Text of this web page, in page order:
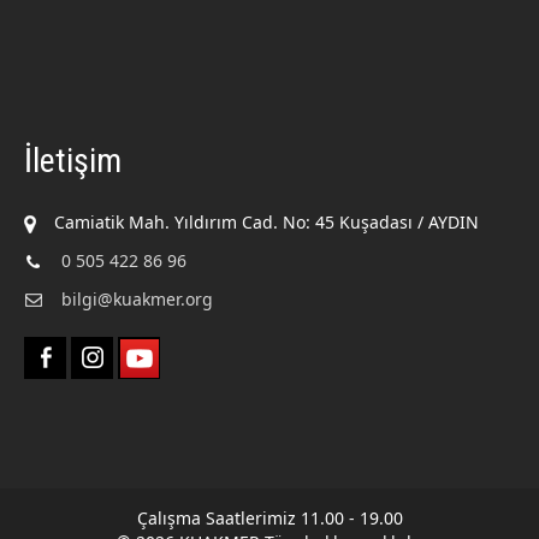
İletişim
Camiatik Mah. Yıldırım Cad. No: 45 Kuşadası / AYDIN
0 505 422 86 96
bilgi@kuakmer.org
Çalışma Saatlerimiz 11.00 - 19.00